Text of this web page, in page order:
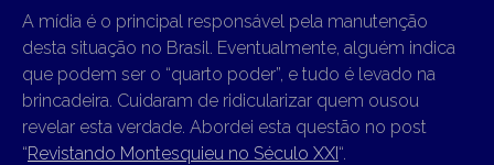
A mídia é o principal responsável pela manutenção
desta situação no Brasil. Eventualmente, alguém indica
que podem ser o “quarto poder”, e tudo é levado na
brincadeira. Cuidaram de ridicularizar quem ousou
revelar esta verdade. Abordei esta questão no post
“Revistando Montesquieu no Século XXI“.